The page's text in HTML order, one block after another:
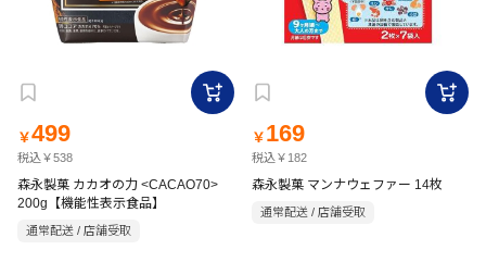
￥499
税込￥538
森永製菓 カカオの力 <CACAO70>
200g【機能性表示食品】
通常配送 / 店舗受取
￥ 169
税込￥182
森永製菓 マンナウェファー 14枚
通常配送 / 店舗受取